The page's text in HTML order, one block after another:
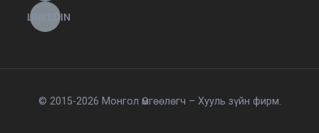
LINKEDIN
© 2015-2026 Монгол Өмгөөлөгч – Хууль зүйн фирм.